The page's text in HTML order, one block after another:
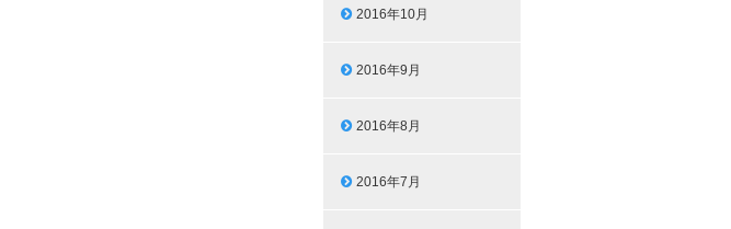
2016年10月
2016年9月
2016年8月
2016年7月